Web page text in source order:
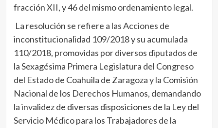
fracción XII, y 46 del mismo ordenamiento legal.
La resolución se refiere a las Acciones de
inconstitucionalidad 109/2018 y su acumulada
110/2018, promovidas por diversos diputados de
la Sexagésima Primera Legislatura del Congreso
del Estado de Coahuila de Zaragoza y la Comisión
Nacional de los Derechos Humanos, demandando
la invalidez de diversas disposiciones de la Ley del
Servicio Médico para los Trabajadores de la